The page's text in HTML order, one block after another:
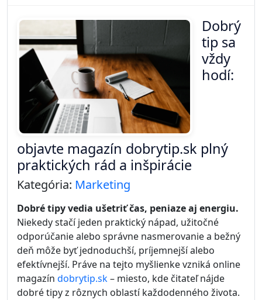
Dobrý
tip sa
vždy
hodí:
objavte magazín dobrytip.sk plný
praktických rád a inšpirácie
Kategória: Marketing
Dobré tipy vedia ušetriť čas, peniaze aj energiu.
Niekedy stačí jeden praktický nápad, užitočné
odporúčanie alebo správne nasmerovanie a bežný
deň môže byť jednoduchší, príjemnejší alebo
efektívnejší. Práve na tejto myšlienke vzniká online
magazín dobrytip.sk– miesto, kde čitateľ nájde
dobré tipy z rôznych oblastí každodenného života.